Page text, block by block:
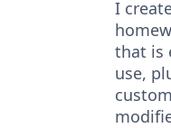
I
that is
use,